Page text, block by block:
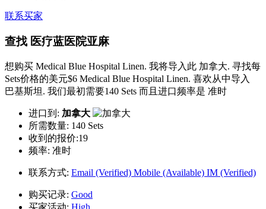
联系买家
查找 医疗蓝医院亚麻
想购买 Medical Blue Hospital Linen. 我将导入此 加拿大. 寻找每
Sets价格的美元$6 Medical Blue Hospital Linen. 喜欢从中导入
巴基斯坦. 我们最初需要140 Sets 而且进口频率是 准时
进口到: 加拿大
所需数量: 140 Sets
收到的报价:19
频率: 准时
联系方式: Email (Verified) Mobile (Available) IM (Verified)
购买记录: Good
买家活动: High